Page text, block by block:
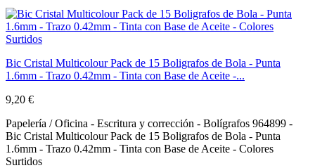
Bic Cristal Multicolour Pack de 15 Boligrafos de Bola - Punta
1.6mm - Trazo 0.42mm - Tinta con Base de Aceite -...
9,20 €
Papelería / Oficina - Escritura y corrección - Bolígrafos 964899 -
Bic Cristal Multicolour Pack de 15 Boligrafos de Bola - Punta
1.6mm - Trazo 0.42mm - Tinta con Base de Aceite - Colores
Surtidos